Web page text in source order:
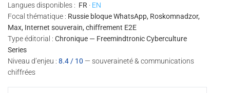
Langues disponibles : FR · EN
Focal thématique : Russie bloque WhatsApp, Roskomnadzor,
Max, Internet souverain, chiffrement E2E
Type éditorial : Chronique — Freemindtronic Cyberculture
Series
Niveau d’enjeu : 8.4 / 10 — souveraineté & communications
chiffrées